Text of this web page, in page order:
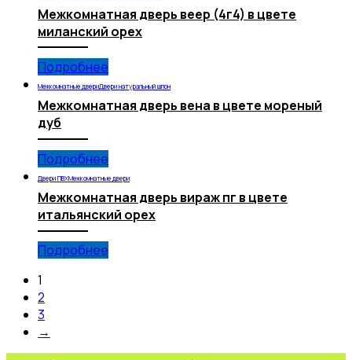
Межкомнатная дверь веер (4г4) в цвете
миланский орех
Подробнее
Межкомнатные двериДвери натуральный шпон
Межкомнатная дверь вена в цвете мореный
дуб
Подробнее
Двери ПВХМежкомнатные двери
Межкомнатная дверь вираж пг в цвете
итальянский орех
Подробнее
1
2
3
→